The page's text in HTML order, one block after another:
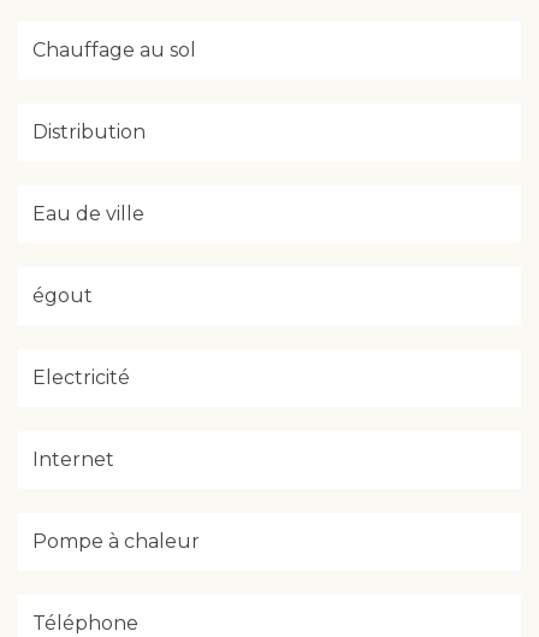
Chauffage au sol
Distribution
Eau de ville
égout
Electricité
Internet
Pompe à chaleur
Téléphone